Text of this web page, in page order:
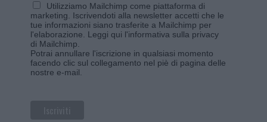
Utilizziamo Mailchimp come piattaforma di
marketing. Iscrivendoti alla newsletter accetti che le
tue informazioni siano trasferite a Mailchimp per
l'elaborazione. Leggi qui l'informativa sulla privacy
di Mailchimp
Potrai annullare l'iscrizione in qualsiasi momento
facendo clic sul collegamento nel piè di pagina delle
nostre e-mail.